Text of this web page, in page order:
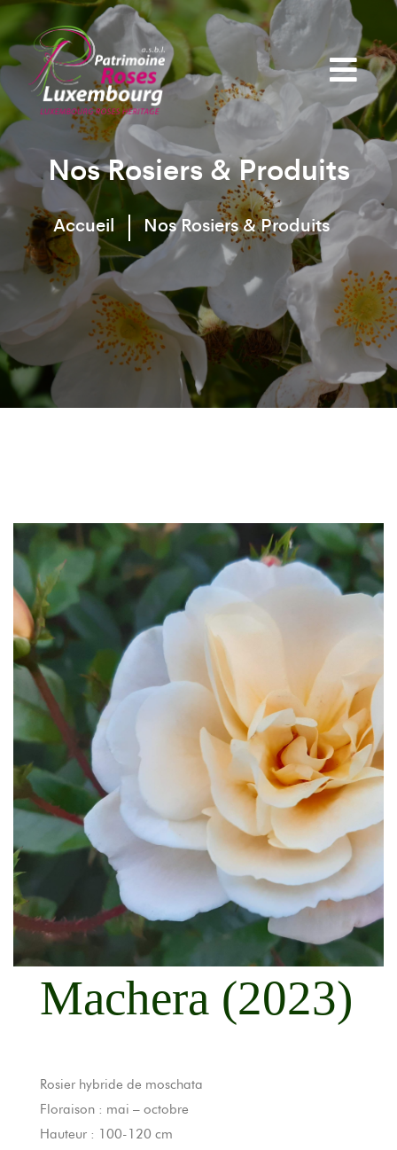
Nos Rosiers & Produits
Accueil Nos Rosiers & Produits
Machera (2023)
Rosier hybride de moschata
Floraison : mai – octobre
Hauteur : 100-120 cm